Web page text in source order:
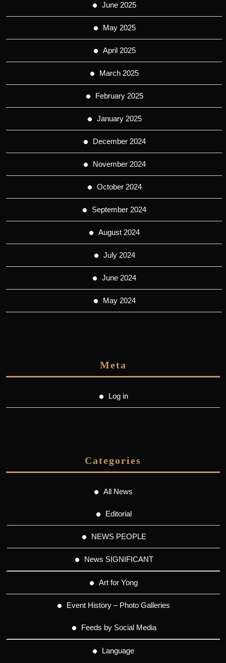
June 2025
May 2025
April 2025
March 2025
February 2025
January 2025
December 2024
November 2024
October 2024
September 2024
August 2024
July 2024
June 2024
May 2024
Meta
Log in
Categories
All News
Editorial
NEWS PEOPLE
News SIGNIFICANT
Art for Yong
Event History – Photo Galleries
Feeds by Social Media
Language